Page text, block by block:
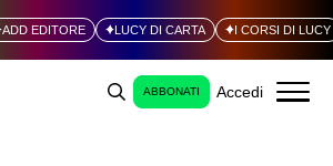
ADD EDITORE LUCY DI CARTA I CORSI DI LUCY
ABBONATI Accedi